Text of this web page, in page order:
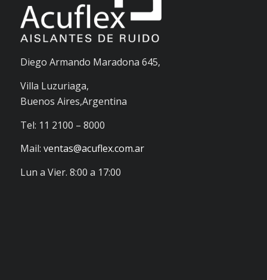
Diego Armando Maradona 645,
Villa Luzuriaga,
Buenos Aires,Argentina
Tel: 11 2100 – 8000
Mail: ventas@acuflex.com.ar
Lun a Vier. 8:00 a 17:00